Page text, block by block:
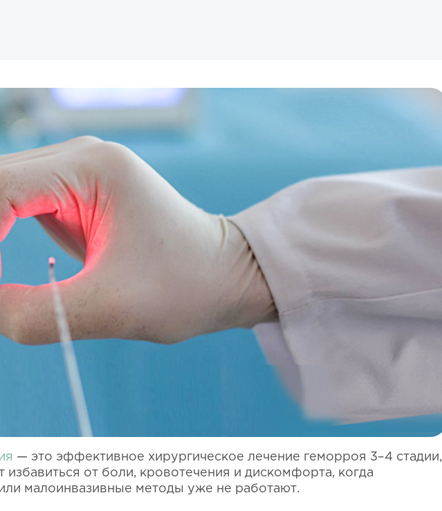
— это эффективное хирургическое лечение геморроя 3–4 стадии,
избавиться от боли, кровотечения и дискомфорта, когда
малоинвазивные методы уже не работают.